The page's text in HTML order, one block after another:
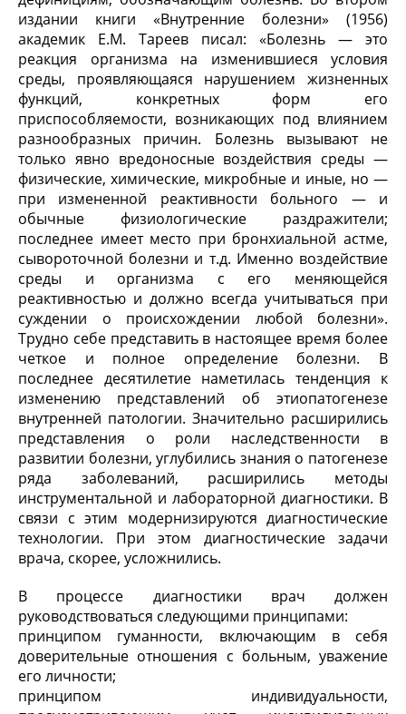
издании книги «Внутренние болезни» (1956)
академик Е.М. Тареев писал: «Болезнь — это
реакция организма на изменившиеся условия
среды, проявляющаяся нарушением жизненных
функций, конкретных форм его
приспособляемости, возникающих под влиянием
разнообразных причин. Болезнь вызывают не
только явно вредоносные воздействия среды —
физические, химические, микробные и иные, но —
при измененной реактивности больного — и
обычные физиологические раздражители;
последнее имеет место при бронхиальной астме,
сывороточной болезни и т.д. Именно воздействие
среды и организма с его меняющейся
реактивностью и должно всегда учитываться при
суждении о происхождении любой болезни».
Трудно себе представить в настоящее время более
четкое и полное определение болезни. В
последнее десятилетие наметилась тенденция к
изменению представлений об этиопатогенезе
внутренней патологии. Значительно расширились
представления о роли наследственности в
развитии болезни, углубились знания о патогенезе
ряда заболеваний, расширились методы
инструментальной и лабораторной диагностики. В
связи с этим модернизируются диагностические
технологии. При этом диагностические задачи
врача, скорее, усложнились.
В процессе диагностики врач должен
руководствоваться следующими принципами:
принципом гуманности, включающим в себя
доверительные отношения с больным, уважение
его личности;
принципом индивидуальности,